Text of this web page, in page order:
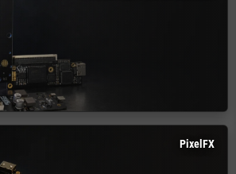
PixelFX